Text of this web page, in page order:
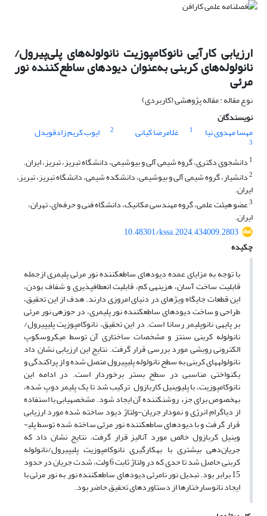
ارزیابی کارآیی نانوکامپوزیت نانولوله‌های پلی‌پیرول/‌
نانولوله‌های کربنی به‌عنوان دیودهای ساطع‌کننده نور
مرئی
نوع مقاله : مقاله پژوهشی (کاربردی)
نویسندگان
مهسا مهدوی نیا
1 غلامرضا کیانی 2 ایوب کریم زادقویدل
3
1 دانشجوی دکتری، گروه شیمی آلی و بیوشیمی، دانشگاه تبریز، تبریز، ایران.
2دانشیار، گروه شیمی آلی و بیوشیمی، دانشکده شیمی، دانشگاه تبریز، تبریز،
ایران.
3عضو هیئت علمی، گروه مهندسی مکانیک، دانشگاه فنی و حرفه‌ای، تهران،
ایران.
10.48301/kssa.2024.434009.2803
چکیده
با توجه به مزایای عمده دیودهای ساطع­کننده نور مرئی پلیمری از­جمله
قابلیت ساخت آسان، هزینه­ی کم، قابلیت انعطاف­پذیری و شفاف بودن،
این قطعات جایگاه ویژه­ای در دنیای امروزی دارند. هدف از این تحقیق،
طراحی و ساخت دیودهای ساطع­کننده نور پلیمری، در حوزه­ی نور مرئی
بر پایه­­ی نانو­پلیمر رسانا است. در این تحقیق، نانوکامپوزیت پلی­پیرول/
نانولوله کربنی سنتز و مشخصات ساختاری آن توسط میکروسکوپ
الکترونی روبشی مورد بررسی قرار گرفت. نتایج این ارزیابی نشان داد
نانولوله­های کربنی به سطح نانولوله پلی­پیرول متصل شده و از پراکندگی و
یکنواختی مناسبی در سطح بستر برخوردار است. در ادامه این
نانوکامپوزیت، با پلی­وینیل کاربازول ترکیب شد تا یک پلیمر دوپ شده،
به­خصوص برای جزء روشن­کننده آن ایجاد شود. مشخصه­یابی با استفاده
از دیاگرام انرژی و نمودار جریان-ولتاژ دیود ساخته شده مورد ارزیابی
قرار گرفت و با دیودهای ساطع­کننده نور مرئی ساخته شده توسط پلی­
وینیل کربازول خالص مورد آنالیز قرار گرفت. نتایج نشان داد که
جریان‌دهی بیشتری با به­کارگیری نانوکامپوزیت پلی­پیرول/نانولوله
کربنی حاصل شد تا حدی که در ولتاژ ثابت 6 ولت، شدت جریان در حدود
15 برابر بود. تبدیل نور نامرئی دیودهای ساطع­کننده نوربه نور مرئی با
ایجاد نانوسارختارها از دستاوردهای تحقیق حاضر بود.